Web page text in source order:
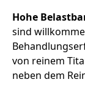
Hohe
sind
von reinem
neben dem